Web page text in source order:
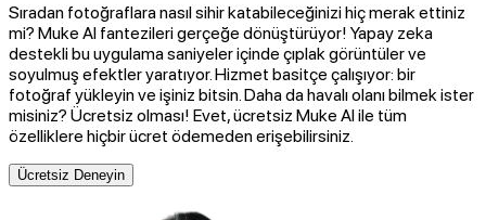
Sıradan fotoğraflara nasıl sihir katabileceğinizi hiç merak ettiniz
mi? Muke AI fantezileri gerçeğe dönüştürüyor! Yapay zeka
destekli bu uygulama saniyeler içinde çıplak görüntüler ve
soyulmuş efektler yaratıyor. Hizmet basitçe çalışıyor: bir
fotoğraf yükleyin ve işiniz bitsin. Daha da havalı olanı bilmek ister
misiniz? Ücretsiz olması! Evet, ücretsiz Muke AI ile tüm
özelliklere hiçbir ücret ödemeden erişebilirsiniz.
Ücretsiz Deneyin